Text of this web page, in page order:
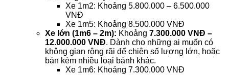
Xe 1m2: Khoảng 5.800.000 – 6.500.000
VNĐ
Xe 1m5: Khoảng 8.500.000 VNĐ
Xe lớn (1m6 – 2m): Khoảng 7.300.000 VNĐ –
12.000.000 VNĐ. Dành cho những ai muốn có
không gian rộng rãi để chiên số lượng lớn, hoặc
bán kèm nhiều loại bánh khác.
Xe 1m6: Khoảng 7.300.000 VNĐ